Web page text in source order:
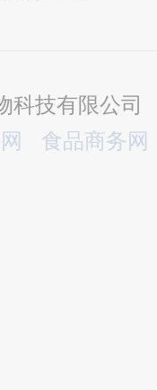
科技有限公司
食品商务网